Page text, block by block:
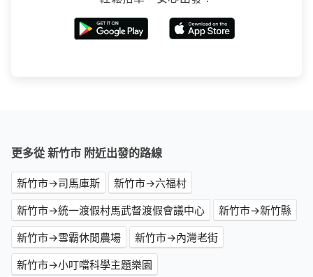
更多從 新竹市 附近出發的路線
新竹市→司馬庫斯
新竹市→六福村
新竹市→統一渡假村馬武督渡假會議中心
新竹市→新竹縣
新竹市→雪霸休閒農場
新竹市→內灣老街
新竹市→小叮噹科學主題樂園